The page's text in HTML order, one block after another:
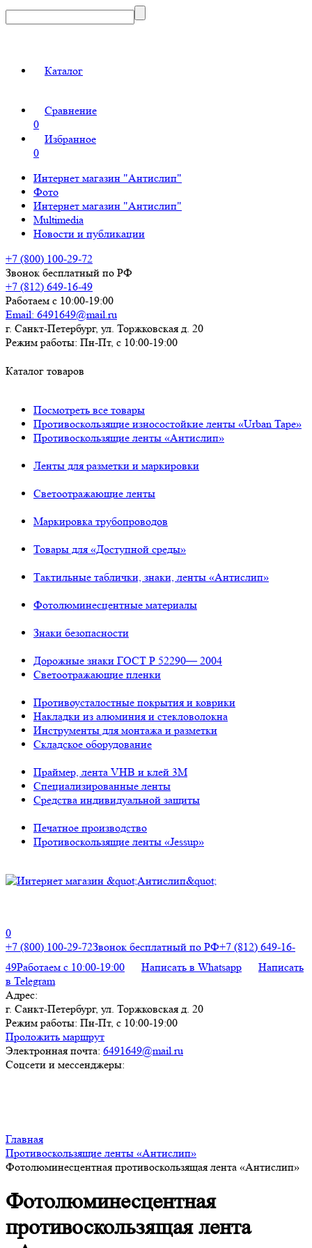
Каталог
Сравнение
0
Избранное
0
Интернет магазин "Антислип"
Фото
Интернет магазин "Антислип"
Multimedia
Новости и публикации
+7 (800) 100-29-72
Звонок бесплатный по РФ
+7 (812) 649-16-49
Работаем с 10:00-19:00
Email: 6491649@mail.ru
г. Санкт-Петербург, ул. Торжковская д. 20
Режим работы: Пн-Пт, с 10:00-19:00
Каталог товаров
Посмотреть все товары
Противоскользящие износостойкие ленты «Urban Tape»
Противоскользящие ленты «Антислип»
Ленты для разметки и маркировки
Светоотражающие ленты
Маркировка трубопроводов
Товары для «Доступной среды»
Тактильные таблички, знаки, ленты «Антислип»
Фотолюминесцентные материалы
Знаки безопасности
Дорожные знаки ГОСТ Р 52290— 2004
Светоотражающие пленки
Противоусталостные покрытия и коврики
Накладки из алюминия и стекловолокна
Инструменты для монтажа и разметки
Складское оборудование
Праймер, лента VHB и клей 3М
Специализированные ленты
Средства индивидуальной защиты
Печатное производство
Противоскользящие ленты «Jessup»
0
+7 (800) 100-29-72Звонок бесплатный по РФ+7 (812) 649-16-
49Работаем с 10:00-19:00 Написать в Whatsapp
Написать
в Telegram
Адрес:
г. Санкт-Петербург, ул. Торжковская д. 20
Режим работы: Пн-Пт, с 10:00-19:00
Проложить маршрут
Электронная почта: 6491649@mail.ru
Соцсети и мессенджеры:
Главная
Противоскользящие ленты «Антислип»
Фотолюминесцентная противоскользящая лента «Антислип»
Фотолюминесцентная
противоскользящая лента